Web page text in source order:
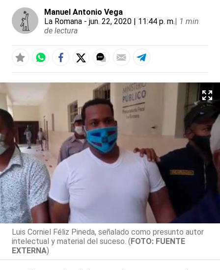
Manuel Antonio Vega
La Romana - jun. 22, 2020 | 11:44 p. m.| 1 min
de lectura
Luis Corniel Féliz Pineda, señalado como presunto autor
intelectual y material del suceso. (FOTO: FUENTE
EXTERNA)